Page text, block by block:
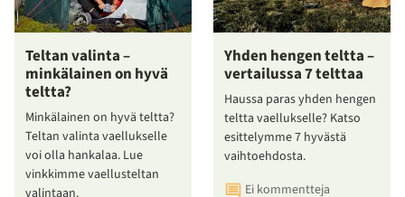
Teltan valinta –
minkälainen on hyvä
teltta?
Minkälainen on hyvä teltta?
Teltan valinta vaellukselle
voi olla hankalaa. Lue
vinkkimme vaellusteltan
valintaan.
Yhden hengen teltta –
vertailussa 7 telttaa
Haussa paras yhden hengen
teltta vaellukselle? Katso
esittelymme 7 hyvästä
vaihtoehdosta.
Ei kommentteja